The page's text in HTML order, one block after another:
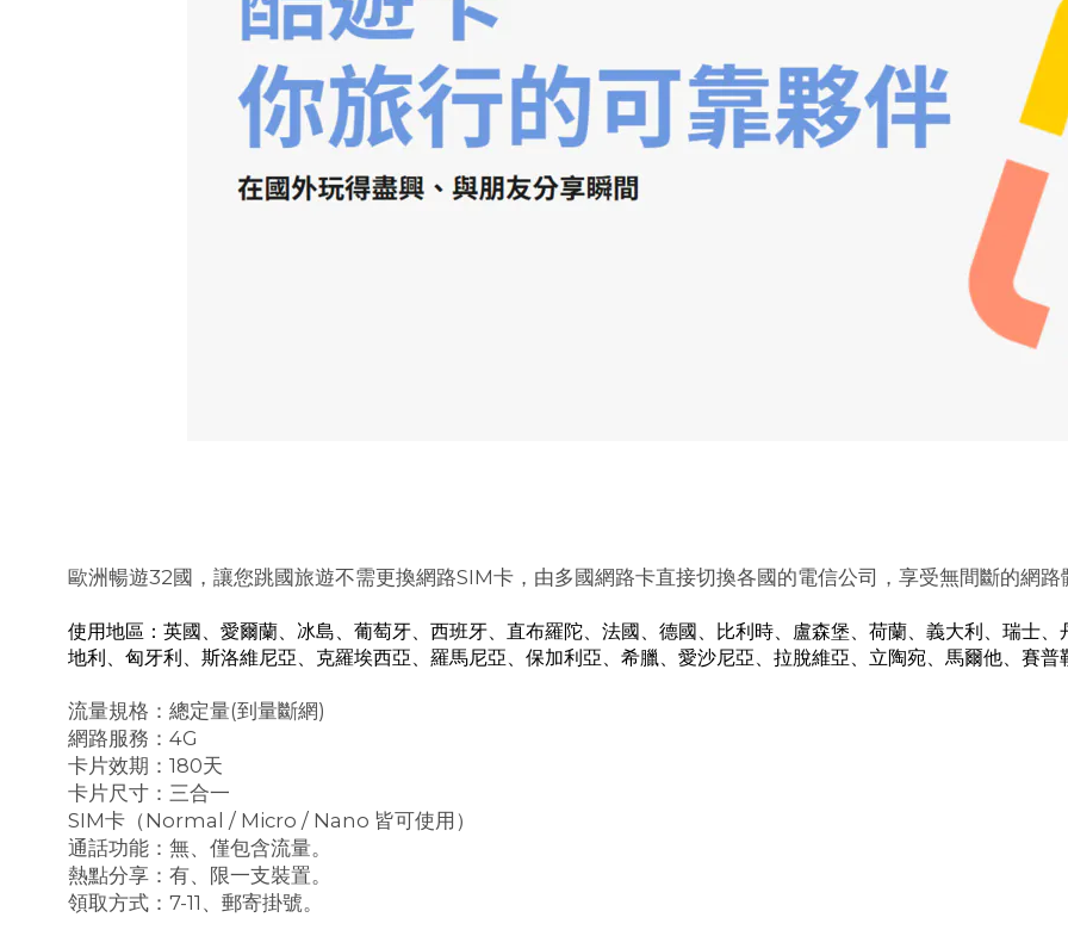
歐洲暢遊32國，讓您跳國旅遊不需更換網路SIM卡，由多國網路卡直接切換各國的電信公司，享受無間斷的網路
使用地區：英國、愛爾蘭、冰島、葡萄牙、西班牙、直布羅陀、法國、德國、比利時、盧森堡、荷蘭、義大利、瑞士
地利、匈牙利、斯洛維尼亞、克羅埃西亞、羅馬尼亞、保加利亞、希臘、愛沙尼亞、拉脫維亞、立陶宛、馬爾他、賽普
流量規格：總定量(到量斷網)
網路服務：4G
卡片效期：180天
卡片尺寸：三合一
SIM卡（Normal / Micro / Nano 皆可使用）
通話功能：無、僅包含流量。
熱點分享：有、限一支裝置。
領取方式：7-11、郵寄掛號。